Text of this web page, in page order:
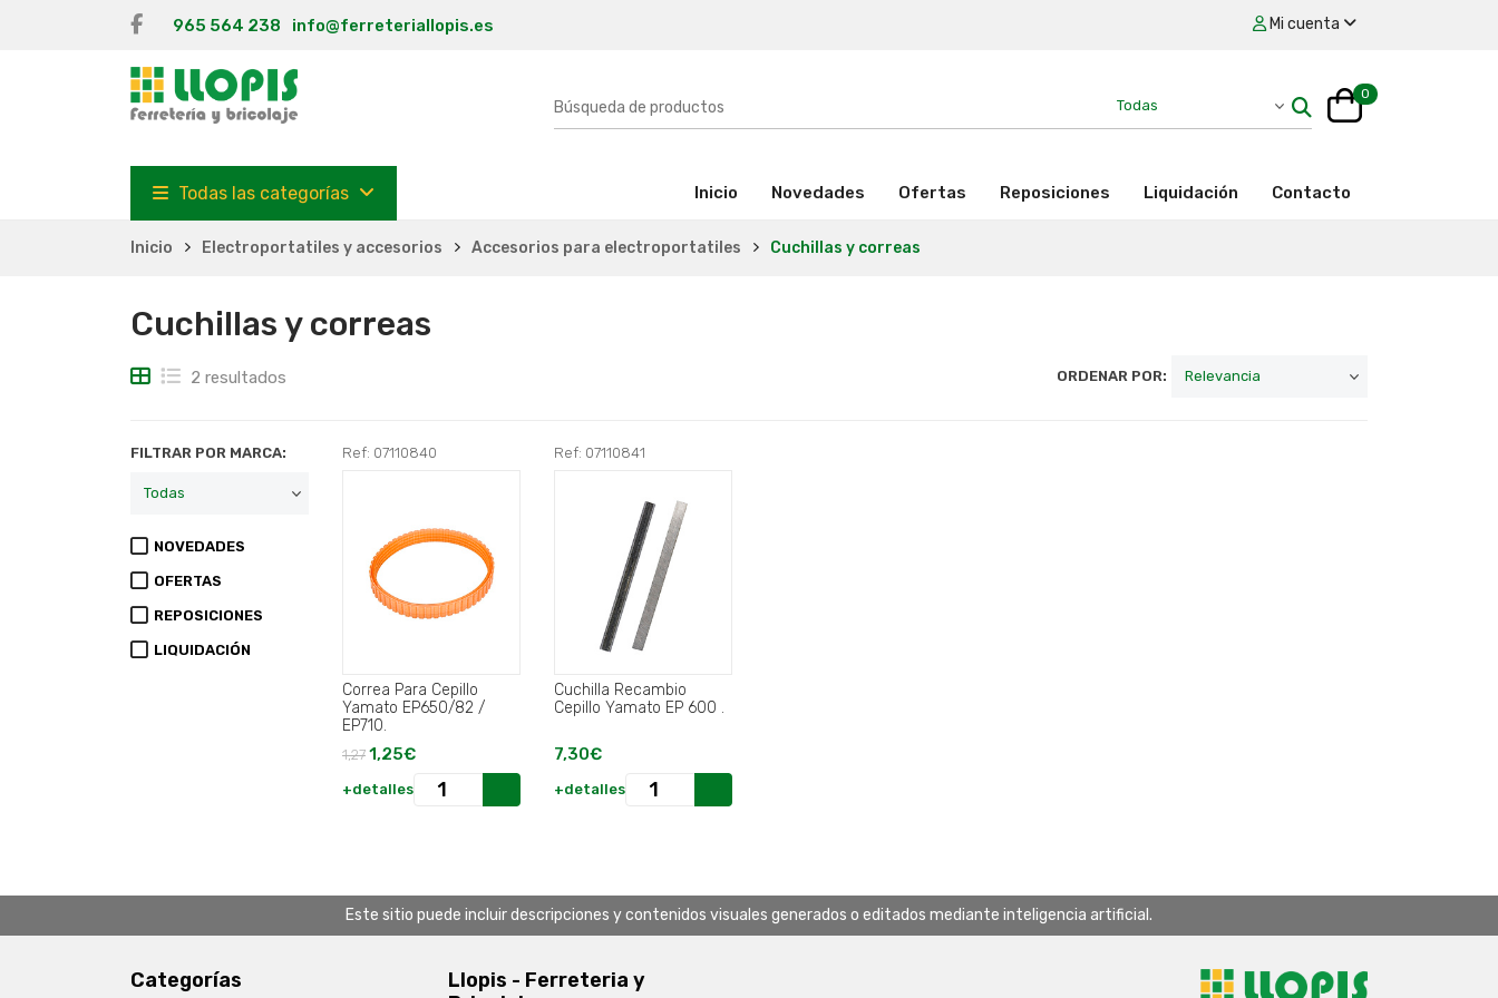
965 564 238 info@ferreteriallopis.es Mi cuenta
0
Todas las categorías Inicio (activo)Novedades Ofertas Reposiciones Liquidación Contacto
Inicio Electroportatiles y accesorios Accesorios para electroportatiles Cuchillas y correas
Cuchillas y correas
2 resultados ORDENAR POR:
FILTRAR POR MARCA:
NOVEDADES
OFERTAS
REPOSICIONES
LIQUIDACIÓN
Ref: 07110840
Correa Para Cepillo
Yamato EP650/82 /
EP710.
1,27 1,25€
+detalles
Ref: 07110841
Cuchilla Recambio
Cepillo Yamato EP 600 .
7,30€
+detalles
Este sitio puede incluir descripciones y contenidos visuales generados o editados mediante inteligencia artificial.
Categorías
Llopis - Ferreteria y